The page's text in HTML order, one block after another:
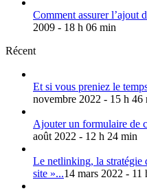
Comment assurer l’ajout
2009 - 18 h 06 min
Récent
Et si vous preniez le
novembre 2022 - 15 h 46
Ajouter un formulaire de
août 2022 - 12 h 24 min
Le netlinking, la stratégie
site »...14 mars 2022 - 11